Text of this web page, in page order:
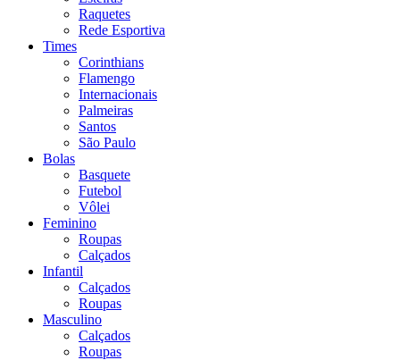
Raquetes
Rede Esportiva
Times
Corinthians
Flamengo
Internacionais
Palmeiras
Santos
São Paulo
Bolas
Basquete
Futebol
Vôlei
Feminino
Roupas
Calçados
Infantil
Calçados
Roupas
Masculino
Calçados
Roupas